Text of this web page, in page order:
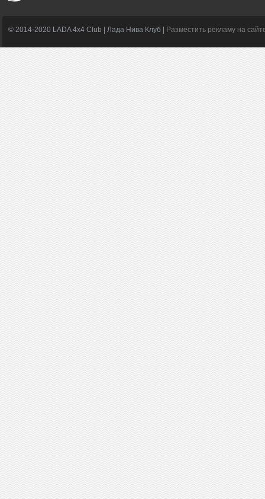
© 2014-2020 LADA 4x4 Club | Лада Нива Клуб | Разместить рекламу на